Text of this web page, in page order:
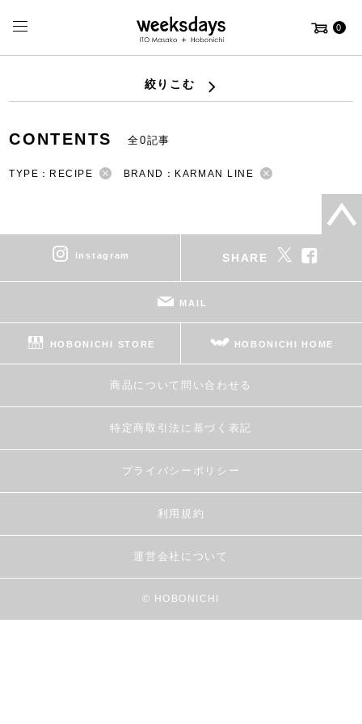
0
絞りこむ
CONTENTS 全0記事
TYPE：RECIPE BRAND：KARMAN LINE
instagram SHARE
MAIL
HOBONICHI STORE HOBONICHI HOME
商品について問い合わせる
特定商取引法に基づく表記
プライバシーポリシー
利用規約
運営会社について
© HOBONICHI